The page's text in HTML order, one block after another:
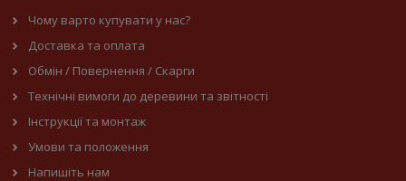
Чому варто купувати у нас?
Доставка та оплата
Обмін / Повернення / Скарги
Технічні вимоги до деревини та звітності
Інструкції та монтаж
Умови та положення
Напишіть нам